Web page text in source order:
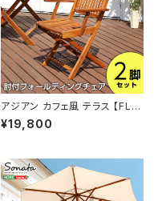
アジアン カフェ風 テラス 【FLE
URシリーズ】肘付きチェア 2脚
セット SH-05-81059
¥19,800